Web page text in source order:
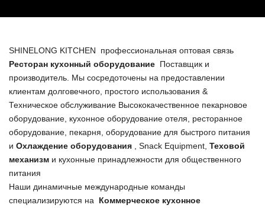
SHINELONG KITCHEN профессиональная оптовая связь
Ресторан кухонный оборудование Поставщик и
производитель. Мы сосредоточены на предоставлении
клиентам долговечного, простого использования &
Техническое обслуживание Высококачественное пекарновое
оборудование, кухонное оборудование отеля, ресторанное
оборудование, пекарня, оборудование для быстрого питания
и Охлаждение оборудования , Snack Equipment, Теховой
механизм и кухонные принадлежности для общественного
питания
Наши динамичные международные команды
специализируются на
Коммерческое кухонное